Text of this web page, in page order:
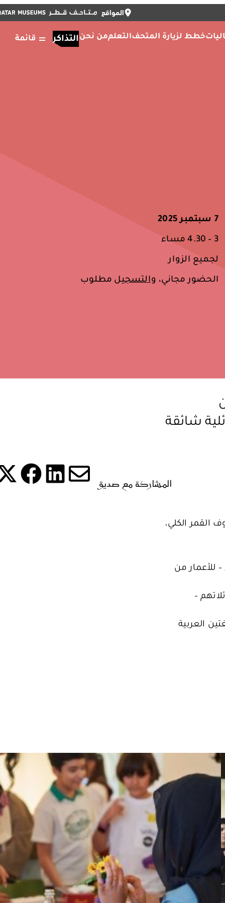
المواقع
خطط لزيارة المتحفالتعلممن نحنالتذاكر قائمة
7 سبتمبر 2025
3 – 4.30 مساء
لجميع الزوار
الحضور مجاني، والتسجيل مطلوب
شائقة
المشاركة مع صديق
الكلي،
والعلوم والتكنولوجيا: الساعة 3 مساء – للأعمار من
مع عائلاتهم –
فوق – باللغتين العربية
التذاكر ENGLISH أغلق أغلق